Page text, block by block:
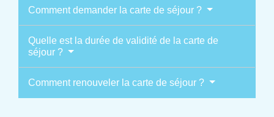
Comment demander la carte de séjour ?
Quelle est la durée de validité de la carte de
séjour ?
Comment renouveler la carte de séjour ?